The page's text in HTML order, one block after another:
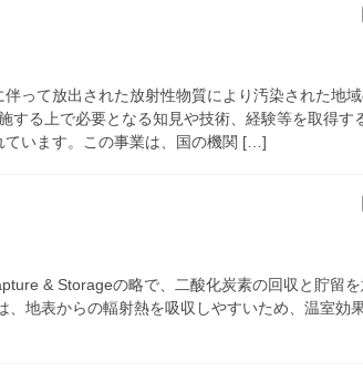
って放出された放射性物質により汚染された地
する上で必要となる知見や技術、経験等を取得す
ています。この事業は、国の機関 […]
& Storageの略で、二酸化炭素の回収と貯留を
、地表からの輻射熱を吸収しやすいため、温室効